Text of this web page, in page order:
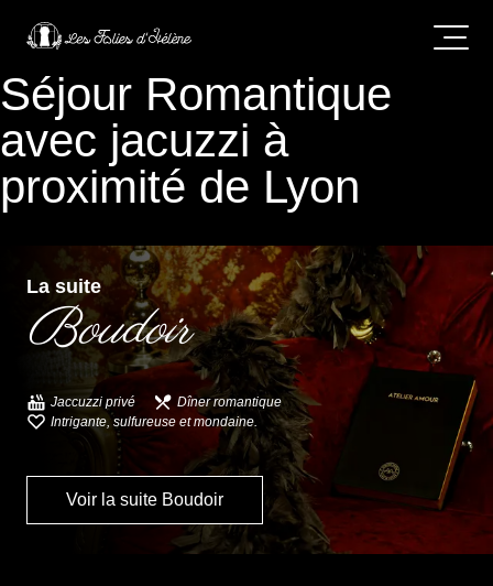
Séjour Romantique
avec jacuzzi à
proximité de Lyon
La suite
Boudoir
Jaccuzzi privé
Dîner romantique
Intrigante, sulfureuse et mondaine.
Voir la suite Boudoir